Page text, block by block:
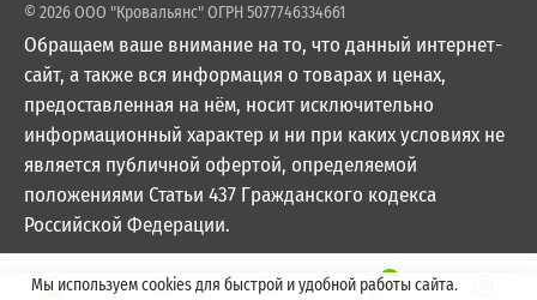
© 2026 ООО "Кровальянс" ОГРН 5077746334661
Обращаем ваше внимание на то, что данный интернет-
сайт, а также вся информация о товарах и ценах,
предоставленная на нём, носит исключительно
информационный характер и ни при каких условиях не
является публичной офертой, определяемой
положениями Статьи 437 Гражданского кодекса
Российской Федерации.
Мы используем cookies для быстрой и удобной работы сайта.
0